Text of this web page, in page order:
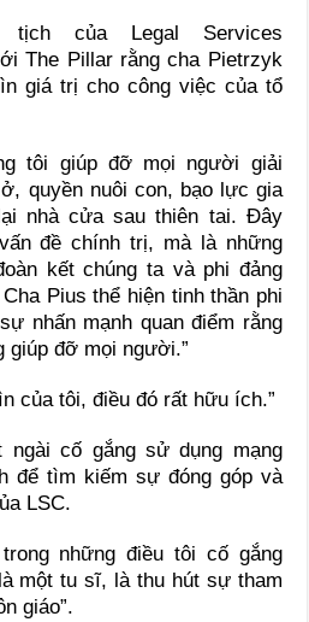
tịch của Legal Services
The Pillar rằng cha Pietrzyk
giá trị cho công việc của tổ
tôi giúp đỡ mọi người giải
quyền nuôi con, bạo lực gia
nhà cửa sau thiên tai. Đây
đề chính trị, mà là những
kết chúng ta và phi đảng
Pius thể hiện tinh thần phi
nhấn mạnh quan điểm rằng
giúp đỡ mọi người.”
của tôi, điều đó rất hữu ích.”
ngài cố gắng sử dụng mạng
để tìm kiếm sự đóng góp và
LSC.
những điều tôi cố gắng
một tu sĩ, là thu hút sự tham
giáo”.